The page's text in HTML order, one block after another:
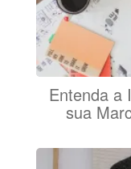
Entenda a
sua